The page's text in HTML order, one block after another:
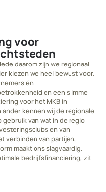
voor
daarom zijn we regionaal
kiezen we heel bewust voor.
én
en een slimme
voor het MKB in
kennen wij de regionale
gebruik van wat in de regio
en van
verbinden van partijen,
maakt ons slagvaardig.
bedrijfsfinanciering, zit